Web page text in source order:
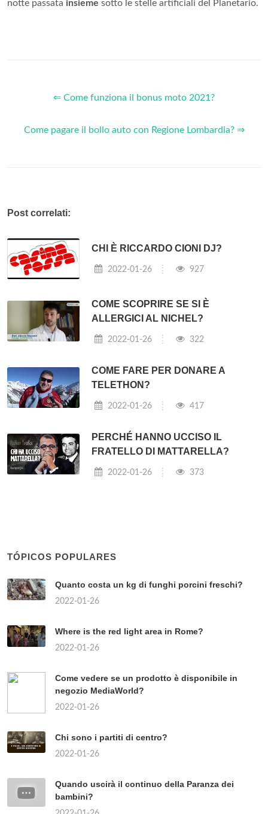
notte passata insieme sotto le stelle artificiali del Planetario.
⇐ Come funziona il bonus moto 2021?
Come pagare il bollo auto con Regione Lombardia? ⇒
Post correlati:
CHI È RICCARDO CIONI DJ?
2022-01-26 927
COME SCOPRIRE SE SI È
ALLERGICI AL NICHEL?
2022-01-26 322
COME FARE PER DONARE A
TELETHON?
2022-01-26 417
PERCHÉ HANNO UCCISO IL
FRATELLO DI MATTARELLA?
2022-01-26 373
TÓPICOS POPULARES
Quanto costa un kg di funghi porcini freschi?
2022-01-26
Where is the red light area in Rome?
2022-01-26
Come vedere se un prodotto è disponibile in
negozio MediaWorld?
2022-01-26
Chi sono i partiti di centro?
2022-01-26
Quando uscirà il continuo della Paranza dei
bambini?